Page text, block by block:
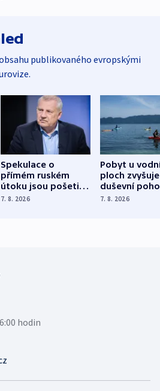
publikovaného evropskými
Spekulace o
přímém ruském
útoku jsou pošetilé,
míní estonský
7. 8. 2026
Pobyt u
ploch zvyšuje
duševní
ukázala
7. 8. 2026
hodin